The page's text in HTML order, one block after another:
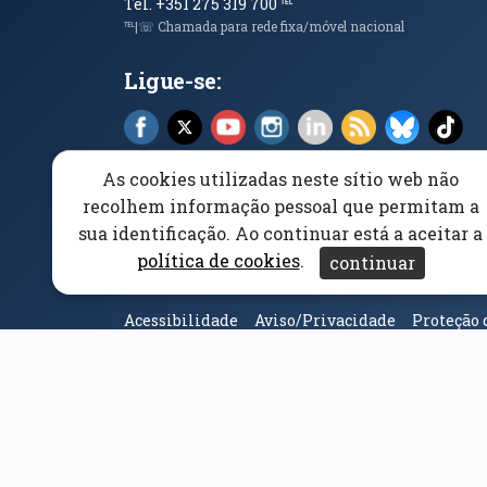
℡|☏ Chamada para rede fixa/móvel nacional
Ligue-se:
Facebook (abre em nova janela)
X (abre em nova janela)
YouTube (abre em nova janela)
Instagram (abre em nova
LinkedIn (abre em
RSS (abre em
Bluesky
Elogios, Sugestões e Reclamações Livro Amarelo
Acessibilidade Aviso/Privacidade Proteção
As cookies utilizadas neste sítio web não
recolhem informação pessoal que permitam a
sua identificação. Ao continuar está a aceitar a
política de cookies. continuar